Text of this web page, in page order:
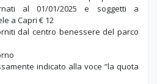
al 01/01/2025 e soggetti a
a Capri € 12
dal centro benessere del parco
indicato alla voce “la quota